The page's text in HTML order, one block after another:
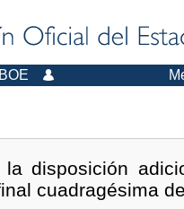
disposición
cuadragésima